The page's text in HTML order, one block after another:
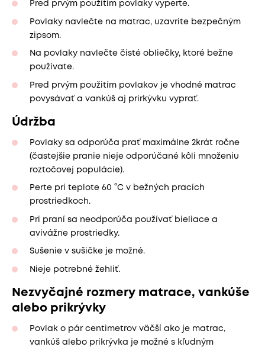
Pred prvým použitím povlaky vyperte.
Povlaky navlečte na matrac, uzavrite bezpečným
zipsom.
Na povlaky navlečte čisté obliečky, ktoré bežne
používate.
Pred prvým použitím povlakov je vhodné matrac
povysávať a vankúš aj prirkývku vyprať.
Údržba
Povlaky sa odporúča prať maximálne 2krát ročne
(častejšie pranie nieje odporúčané kôli množeniu
roztočovej populácie).
Perte pri teplote 60 °C v bežných pracích
prostriedkoch.
Pri praní sa neodporúča používať bieliace a
avivážne prostriedky.
Sušenie v sušičke je možné.
Nieje potrebné žehliť.
Nezvyčajné rozmery matrace, vankúše
alebo prikrývky
Povlak o pár centimetrov väčší ako je matrac,
vankúš alebo prikrývka je možné s kľudným